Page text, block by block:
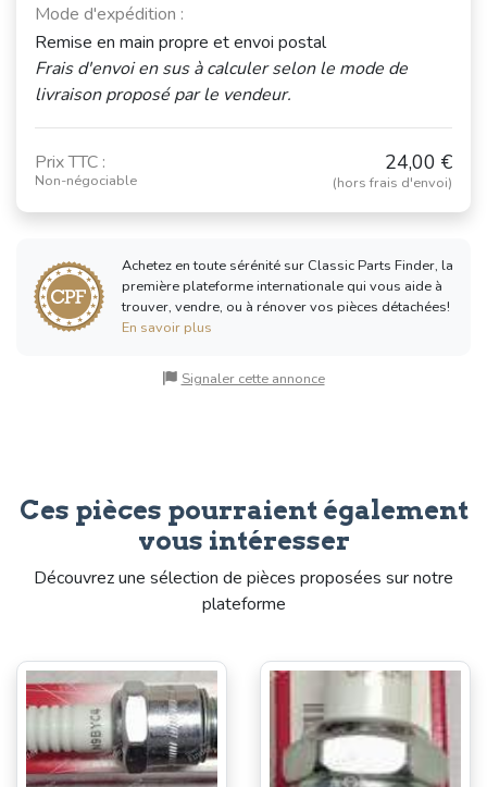
Voir moins de véhicules
Mode d'expédition :
Remise en main propre et envoi postal
Frais d'envoi en sus à calculer selon le mode de
livraison proposé par le vendeur.
Prix TTC :
Non-négociable
24,00 €
(hors frais d'envoi)
Achetez en toute sérénité sur Classic Parts Finder, la
première plateforme internationale qui vous aide à
trouver, vendre, ou à rénover vos pièces détachées!
En savoir plus
Signaler cette annonce
Ces pièces pourraient également
vous intéresser
Découvrez une sélection de pièces proposées sur notre
plateforme